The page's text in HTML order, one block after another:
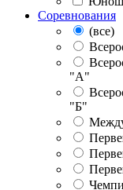
Соревнования
(все)
"А"
"Б"